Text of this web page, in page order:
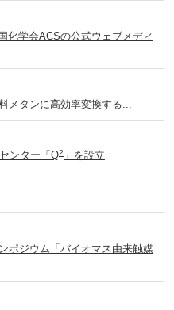
化学会ACSの公式ウェブメディ
メタンに高効率変換する...
ンター「Q2」を設立
ポジウム「バイオマス由来触媒